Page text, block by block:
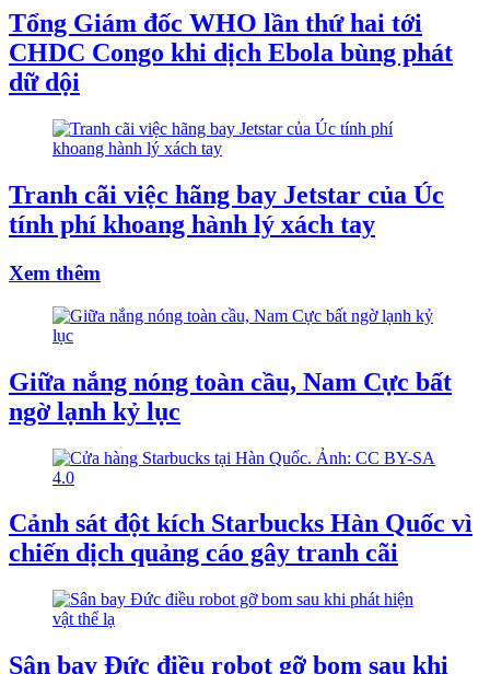
Tổng Giám đốc WHO lần thứ hai tới
CHDC Congo khi dịch Ebola bùng phát
dữ dội
Tranh cãi việc hãng bay Jetstar của Úc
tính phí khoang hành lý xách tay
Xem thêm
Giữa nắng nóng toàn cầu, Nam Cực bất
ngờ lạnh kỷ lục
Cảnh sát đột kích Starbucks Hàn Quốc vì
chiến dịch quảng cáo gây tranh cãi
Sân bay Đức điều robot gỡ bom sau khi